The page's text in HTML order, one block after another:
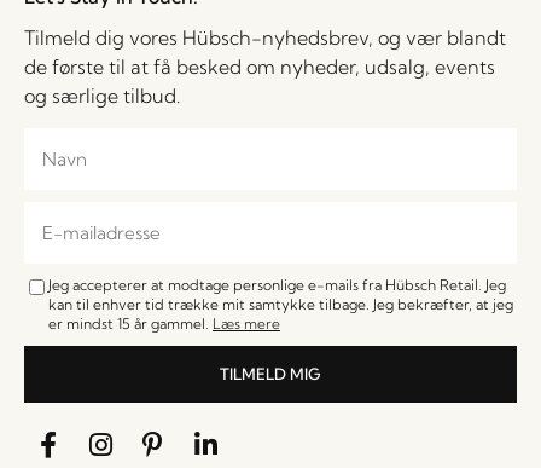
Tilmeld dig vores Hübsch-nyhedsbrev, og vær blandt
de første til at få besked om nyheder, udsalg, events
og særlige tilbud.
Jeg accepterer at modtage personlige e-mails fra Hübsch Retail. Jeg
kan til enhver tid trække mit samtykke tilbage. Jeg bekræfter, at jeg
er mindst 15 år gammel. Læs mere
TILMELD MIG